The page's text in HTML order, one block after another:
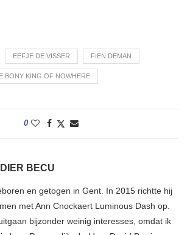
EEFJE DE VISSER FIEN DEMAN
BONY KING OF NOWHERE
0
BECU
en getogen in Gent. In 2015 richtte hij
met Ann Cnockaert Luminous Dash op.
bijzonder weinig interesses, omdat ik